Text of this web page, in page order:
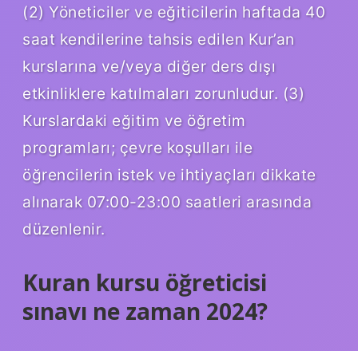
(2) Yöneticiler ve eğiticilerin haftada 40
saat kendilerine tahsis edilen Kur’an
kurslarına ve/veya diğer ders dışı
etkinliklere katılmaları zorunludur. (3)
Kurslardaki eğitim ve öğretim
programları; çevre koşulları ile
öğrencilerin istek ve ihtiyaçları dikkate
alınarak 07:00-23:00 saatleri arasında
düzenlenir.
Kuran kursu öğreticisi
sınavı ne zaman 2024?